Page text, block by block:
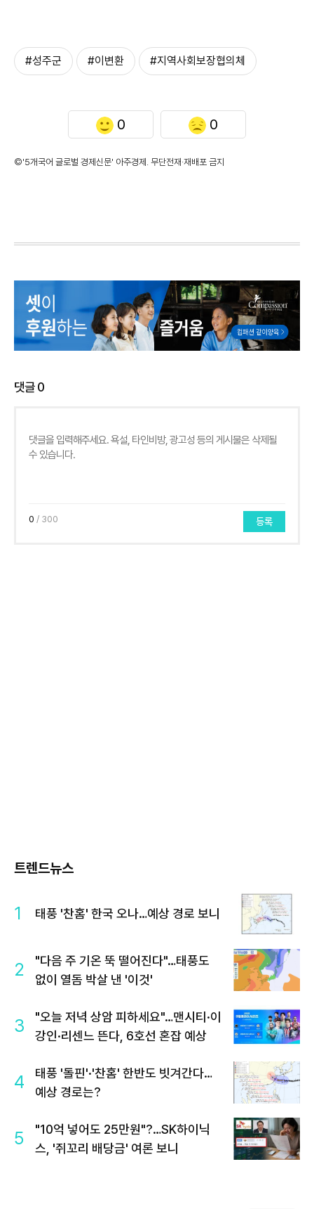
#성주군 #이변환 #지역사회보장협의체
0 0
©'5개국어 글로벌 경제신문' 아주경제. 무단전재·재배포 금지
댓글0
0 / 300 등록
트렌드뉴스
1 태풍 '찬홈' 한국 오나…예상 경로 보니
2
"다음 주 기온 뚝 떨어진다"…태풍도
없이 열돔 박살 낸 '이것'
3
"오늘 저녁 상암 피하세요"…맨시티·이
강인·리센느 뜬다, 6호선 혼잡 예상
4
태풍 '돌핀'·'찬홈' 한반도 빗겨간다…
예상 경로는?
5
"10억 넣어도 25만원"?…SK하이닉
스, '쥐꼬리 배당금' 여론 보니